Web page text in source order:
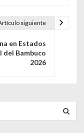
siguiente
en Estados
del Bambuco
2026